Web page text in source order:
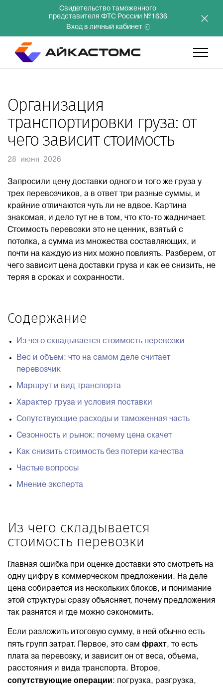
Свидетельство таможенного
представителя ФТС России №1636
Вход в личный кабинет
Услуги
Преимущества
Блог
Контакты
RU EN 中国
Организация
транспортировки груза: от
чего зависит стоимость
28 июня 2026
Запросили цену доставки одного и того же груза у
трех перевозчиков, а в ответ три разные суммы, и
крайние отличаются чуть ли не вдвое. Картина
знакомая, и дело тут не в том, что кто-то жадничает.
Стоимость перевозки это не ценник, взятый с
потолка, а сумма из множества составляющих, и
почти на каждую из них можно повлиять. Разберем, от
чего зависит цена доставки груза и как ее снизить, не
теряя в сроках и сохранности.
Содержание
Из чего складывается стоимость перевозки
Вес и объем: что на самом деле считает
перевозчик
Маршрут и вид транспорта
Характер груза и условия поставки
Сопутствующие расходы и таможенная часть
Сезонность и рынок: почему цена скачет
Как снизить стоимость без потери качества
Частые вопросы
Мнение эксперта
Из чего складывается
стоимость перевозки
Главная ошибка при оценке доставки это смотреть на
одну цифру в коммерческом предложении. На деле
цена собирается из нескольких блоков, и понимание
этой структуры сразу объясняет, почему предложения
так разнятся и где можно сэкономить.
Если разложить итоговую сумму, в ней обычно есть
пять групп затрат. Первое, это сам фрахт, то есть
плата за перевозку, и зависит он от веса, объема,
расстояния и вида транспорта. Второе,
сопутствующие операции: погрузка, разгрузка,